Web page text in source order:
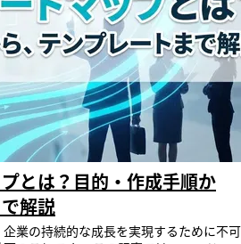
ームレスに接続 タスクのリマインドだ
としても機能します。AIナビゲーターが
近い受講講座」から、多機能型
での受講画面へその場でシームレスに遷
省き、スムーズな学習行動を後押ししま
による、全ユーザーを迷わせないUX シ
の決まった位置にAIナビゲーター（チャ
こを見ればいいか分からない」というユ
から一般社員まで、日々のログイン時に
と・考えるべきこと」が直感的に把握で
リーな操作環境を提供します。 公式HP
ただけます。 ＜SmartSkill HCE 公式
sshce.revicglobal.com/9-
が能動的に活用され、人財育成を「自
資本経営の潮流が後押しする「対話
が進む中、多くの企業では「人財の早
す。特に、営業や接客、マネジメントと
識としてどれだけ理解していても、実際
とは限りません。こうした「アウトプッ
高める上での根強い課題となっていま
広がりにより、これまで感覚や経験、指
った人財育成のあり方も、データに基づ
と変化しています。上司や先輩による対
程調整の負担や、指導内容・評価基準が
た課題を抱えており、組織全体で一貫し
しいという声も多く聞かれます。 こう
度でも反復練習ができ、AIによる客観的
化できるAIロープレへの注目が高まって
とは？目的・作成手順か
解説
先順位をつけます。 この優先順位付けが、効果的なリソース配分の鍵となります。 STEP5：育成手法とスケジュールを具体的に計画する 優先順位の高い育成課題に対して、具体的な育成手法とスケジュールを計画に落とし込みます。 育成手法には、現場での実務を通じて学ぶOJT、集合研修やeラーニングなどのOff-JT、資格取得支援などの自己啓発支援があります。 それぞれのスキルに最も適した手法を選択し、「誰が」「いつまでに」「どのレベルに到達するか」を時系列で具体的に計画表にまとめます。 【関連記事のご紹介】 具体的な研修プログラムの作成方法については「研修プログラムの作り方とは？ 効果を最大化する6つのステップ」で詳しく紹介しています。ぜひご参考ください。 STEP6：進捗を管理し定期的に計画を見直す仕組みを作る ロードマップは作成して終わりではありません。 定期的な1on1ミーティングや評価面談を通じて、計画通りに進んでいるか進捗を管理します。 また、ビジネス環境や事業戦略の変化に応じて、ロードマップ自体を柔軟に見直すことも重要です。 PDCAサイクルを回し、常に計画をアップデートしていく仕組みを構築することで、ロードマップは形骸化せず、生きたツールとして機能し続けます。 すぐに使える人材育成ロードマップのテンプレートを紹介 人材育成ロードマップをゼロから作成するのは大変な作業です。 そこで、基本的な項目を網羅したテンプレートを活用することで、効率的に作成を進めることができます。 ここでは、テンプレートの基本的な記入項目とその使い方、さらに具体的なテンプレートの例を紹介します。 テンプレートの記入項目と使い方 一般的な人材育成ロードマップのテンプレートには、以下の項目が含まれます。これらの項目を自社の状況に合わせてカスタマイズして使用します。 対象階層/役職新入社員、若手社員、中堅社員、管理職など、ロードマップの対象者を設定します。 期間対象者がその階層に在籍する標準的な期間（例：1〜3年目）を記載します。 育成ゴールその期間で到達すべき状態を具体的に記述します。 習得スキル/知識ゴール達成に必要なスキルや知識を具体的に列挙します。 育成手法OJT、Off-JT（集合研修、eラーニング）、自己啓発など、具体的な育成方法を記載します。 評価指標スキルの習得度を測るための具体的な基準や確認方法を設定します。 テンプレート例 以下は、若手社員を対象としたロードマップのシンプルなテンプレート例です。 項目 記入欄 対象階層 若手社員 期間 入社2年目〜3年目 育成ゴール 担当業務を自律的に遂行し、後輩への指導も担当できる 習得スキル・知識（専門スキル） 担当業務に関する専門知識、応用スキル 習得スキル・知識（ポータブルスキル） 問題解決能力、後輩指導スキル、プレゼンテーションスキル 育成手法（OJT） リーダーとして後輩指導を経験、小規模プロジェクトの主担当 育成手法（Off-JT） ロジカルシンキング研修、プレゼンテーション研修の受講 育成手法（自己啓発） 関連資格の取得支援 評価指標 半期ごとの目標達成度評価、研修後の理解度テスト、資格取得の有無 【職種・キャリア志向別】ロードマップ設計のポイント 社員のキャリア志向は多様化しており、全ての社員に画一的なロードマップを適用するのは効果的ではありません。 管理職を目指す人、専門性を追求する人、柔軟な働き方を望む人など、それぞれの志向性に合わせたロードマップを設計することで、個々のモチベーションを高め、能力を最大限に引き出すことができます。 管理職を目指す人向け 将来の管理職候補者向けのロードマップでは、個人の業務遂行能力に加えて、チームや組織を動かすためのスキル習得が中心となります。 具体的には、リーダーシップ、メンバーの動機付け、目標設定と進捗管理、人材育成、労務管理といったマネジメントスキルの習得を段階的に組み込みます。 また、経営視点を養うために、自部門だけでなく他部門の業務や全社の計数管理に関する知識を学ぶ機会を設けることも重要です。 専門性を深めたい人向け 特定の分野で高度な専門性を追求する、いわゆるスペシャリスト志向の社員には、その専門領域における知識と技術を深化させるためのロードマップが必要です。 業界の最新動向や先進技術の学習、関連資格の上位資格取得、社外のセミナーや学会への参加などを計画に盛り込みます。 さらに、その専門知識を組織に還元するための、後進指導や社内でのナレッジ共有、技術的な観点からの経営課題への提言といった役割を担うことも期待されます。 柔軟な働き方を望む人向け 特定の職務や役割に縛られず、複数のプロジェクトで活躍したり、ワークライフバランスを重視したりするなど、柔軟な働き方を望む社員も増えています。 このような志向を持つ社員向けのロードマップでは、特定の専門性だけでなく、様々な状況で応用できるポータブルスキルが重要になります。 コミュニケーション能力、プロジェクトマネジメント能力、自律的な業務遂行能力などを高める研修や経験を計画し、多様な業務に対応できるキャリア形成を支援します。 【関連記事のご紹介】 階層・目的別のおすすめ講座については「【2026年最新】eラーニング講座一覧｜階層・目的別おすすめ講座と、失敗しない選び方」で詳しく紹介しています。 ぜひご参考ください。 なお、こうした志向性に応じたロードマップ設計は、必ずしも会社が一方的に用意するものだけとは限りません。 SmartSkill HCEのAIキャリアアドバイザーのように、社員自身がAIとの対話を通じて、自分の志向に合ったキャリアの描き方を主体的に模索できる仕組みも広がっています。 AIとデータで実現する、人材育成ロードマップ「SmartSkill HCE」 人材育成ロードマップは、作成後の運用と、現状とのギャップを継続的に把握し続けることが最大の壁になりがちです。 AI搭載の人財戦略ツール「SmartSkill HCE」は、ロードマップの策定から日々の運用までを、AIとデータの力で支えます。 ロードマップが形骸化しない仕組みを、AIで実現する ここからは、ロードマップの実行段階を支えるSmartSkill HCEの機能を紹介します。 ■AIナビゲーター｜能動的な提案で計画倒れを防ぐ 人材育成ロードマップが形骸化する大きな要因は、日々の業務に追われる中で、育成計画の実行や振り返りが後回しになってしまうことです。 SmartSkill HCEのAIナビゲーターは、ログインするだけで一人ひとりの状況に応じた「次の一手」を先回りして届けます。 例えば社員には、ロードマップ上で目指すキャリアに向けて「このスキルを伸ばすと、目指すポジションに近づきます」といった形で、日々の学習が自身のキャリア実現につながっていることを示唆します。 会社に決められた計画をこなすのではなく、自分の将来のために自然とロードマップに沿った行動を選び取れるようになることで、育成計画が日常的な習慣として定着していきます。 そして、全社員がこうした形で日常的にシステムを使い続けることで、人財データは一部の入力だけに頼らず、組織全体で継続的に更新され続けます。 この蓄積されたデータが、後述するBIツールなどを通じて、部門ごとの育成状況の分析や、全社的なロードマップの見直しにも活かされていきます。 理想の人材像とのギャップを、会社と社員の両面から可視化する ギャップの把握は、会社側の管理だけでなく、社員自身の気づきがあってこそ実効性を持ちます。 ■スキル・コンピテンシー・資格管理機能｜会社視点でギャップを多面的に可視化 SmartSkill HCEは、スキル管理・コンピテンシー管理・資格管理の3つの機能により、理想の人材像とのギャップを多面的に可視化します。 スキル管理では、自己評価や上長の承認、学習コンテンツの修了によってスキル習得状況を可視化します。 コンピテンシー管理では、行動特性の習得状況を自己評価・上長評価で可視化し、蓄積されたデータからハイパフォーマーの特性を抽出してモデル化することもできます。 資格管理では、取得状況や有効期限を一覧で確認でき、部下の資格保有状況を踏まえた適材適所の人員配置や、資格保持が必要な業務への適切な人員配置にも活用できます。 これにより、人事や管理職は、能力・行動特性・資格という多面的な観点から、組織全体の理想の人材像と現状のギャップを正確に把握できます。 ■AIキャリアアドバイザー｜社員自身が理想のキャリアとのギャップに気づく AIキャリアアドバイザーは、社員自身が主体的にキャリアを描くための対話型機能です。 すでにSmartSkill HCEに人財データが登録されている場合、社員が選択した希望キャリアや社内のロールモデルの要件と、自身の現在のスキル状況をAIが比較し、不足しているスキルやコンピテンシーを数値のギャップとしてわかりやすく可視化します。 そして、算出されたデータをもとに、AIキャリアアドバイザーが現状の強みや次に伸ばすべき方向性、おすすめの学習講座を、具体的に解説・提示します。 これは、6章で紹介した「管理職を目指す人」「専門性を深めたい人」「柔軟な働き方を望む人」といった、それぞれの志向性に応じたロードマップを、社員自身が主体的に描き直していくことを支える機能でもあります。 見えたギャップを、確実に学習実行へつなげる 可視化されたギャップは、学習という具体的な行動に結びついて初めて意味を持ちます。 ■多機能型LMS「SmartSkill Campus」との連携で、計画倒れを防ぐ 理想の人材像や、AIキャリアアドバイザーが示したギャップがどれだけ精緻に可視化されても、実際の学習に接続されなければ、計画は実行に移されないまま終わってしまいます。 SmartSkill HCEは、多機能型LMS「SmartSkill Campus」とシステム上で自動連携しています。 スキル管理機能で特定されたギャップも、AIキャリアアドバイザーが提示した学習プランも、そのまま推奨講座のリストとして反映され、その場ですぐに受講を開始できます。 「診断して終わり」「計画を立てて終わり」にならず、データ分析のスキルや経験に依存せず、誰もが理想と現状のギャップを、その日のうちに具体的な学びへと変えられます。 学習履歴もSmartSkill HCEに自動で連携されるため、計画・実行・振り返りのサイクルを途切れさせません。 育成計画の運用を、個人の記録から組織の意思決定へ 最後に、育成計画全体を組織として運用していくための機能を紹介します。 ■目標管理機能｜個人の育成計画を一元管理 目標管理・評価管理機能は、MBO・OKRいずれの形式にも対応しており、ロードマップに基づいた個人ごとの育成目標を、進捗の追跡から評価まで一元管理できます。 承認フローも柔軟にカスタマイズできるため、階層や役職ごとに異なる育成計画の運用にも対応可能です。 さらに、キャリア管理機能では「現在のキャリア」と「目指すキャリア」を設定でき、目指す姿に必要なスキルや資格の取得状況を随時確認できます。 OJT管理機能では、経歴やスキル状況、研修受講履歴を一画面に集約し、育成の成果をグラフやレーダーチャートで可視化します。 また、1on1管理機能で日々の面談記録を蓄積することで、面談を「やりっぱなし」にせず、次のアクションや評価の納得感向上にもつなげられます。 目標・キャリア・OJT・面談記録が個別に分断されず、一人ひとりの育成計画として一元管理される点が、SmartSkill HCEの特徴です。 ■BIツール・ダッシュボード・レポート｜組織全体の育成進捗を可視化 BIツールは、蓄積された人財データをノーコードでリアルタイムに集計・可視化する機能です。 「部門×資格取得状況」「部門×スキル習得者数」といった複数のデータを自在に掛け合わせられるほか、全社的な傾向から部門別・階層別の詳細まで、クリック一つで深掘りできます。 また、ダッシュボード・レポート機能では、キャリアやスキル、資格取得状況を会社単位・組織単位・個人単位で可視化し、自社の目的に合わせてカスタマイズしたレポートを作成できます。 これにより、ロードマップ通りに育成が進んでいるかを、経営層が組織全体で俯瞰的に把握し、迅速な意思決定や次の育成計画の立案に役立てることができます。 まとめ 人材育成ロードマップは、企業の経営目標達成と社員の持続的な成長を実現するための設計図です。 その作成には、経営戦略の確認から理想像の定義、現状分析、具体的な計画策定、そして継続的な見直しという体系的な手順が求められます。 計画を形骸化させず、実効性のあるものにするためには、現場との連携や評価制度との連動、さらにはAIやITツールを活用した効率的な運用が不可欠です。 この記事で解説したポイントを踏まえ、自社に最適化された人材育成計画を推進してください。 人材育成ロードマップに関するよくある質問 人材育成ロードマップの策定や運用に関して、多くの企業担当者が抱える疑問があります。ここでは、特によくある質問とその回答をまとめました。 人材育成ロードマップを作成する際、テンプレートはどこで入手できますか？ Web検索でExcel等のテンプレートが多数見つかります。 厚生労働省の「職業能力評価シート」（16業種対応）も参考になり、自社に合わせたカスタマイズが重要です。 ［出典］厚生労働省、「職業能力評価基準」 https://www.mhlw.go.jp/stf/seisakunitsuite/bunya/koyou_roudou/jinzaikaihatsu/ability_skill/syokunou/index.html 作成した人材育成ロードマップは、どのくらいの頻度で見直